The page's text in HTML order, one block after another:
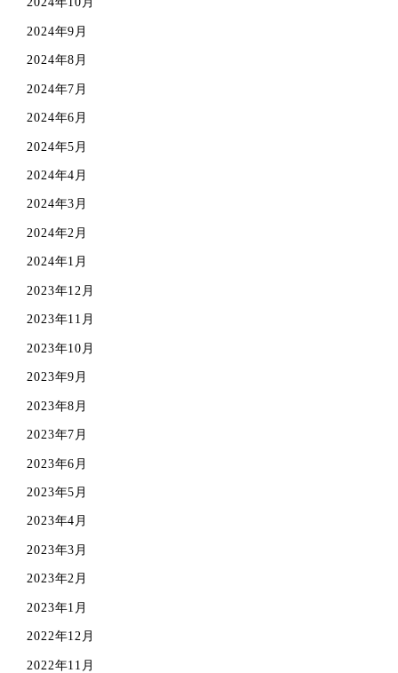
2024年9月
2024年8月
2024年7月
2024年6月
2024年5月
2024年4月
2024年3月
2024年2月
2024年1月
2023年12月
2023年11月
2023年10月
2023年9月
2023年8月
2023年7月
2023年6月
2023年5月
2023年4月
2023年3月
2023年2月
2023年1月
2022年12月
2022年11月